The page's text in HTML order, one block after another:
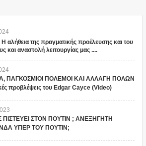
αλήθεια της πραγματικής προέλευσης και του
και αναστολή λειτουργίας μας ....
ΠΑΓΚΟΣΜΙΟΙ ΠΟΛΕΜΟΙ ΚΑΙ ΑΛΛΑΓΗ ΠΟΛΩΝ
προβλέψεις του Edgar Cayce (Video)
ΣΤΟΝ ΠΟΥΤΙΝ ; ΑΝΕΞΗΓΗΤΗ
ΥΠΕΡ ΤΟΥ ΠΟΥΤΙΝ;